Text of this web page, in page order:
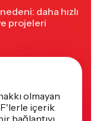
nedeni: daha hızlı
projeleri
olmayan
içerik